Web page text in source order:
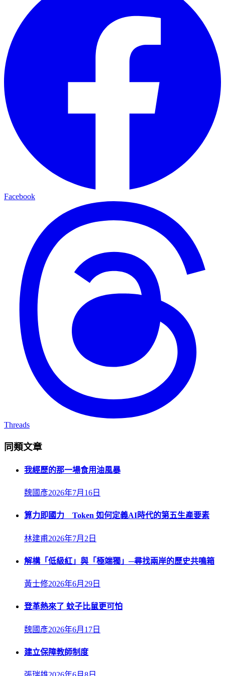
Facebook
Threads
同類文章
我經歷的那一場食用油風暴
魏國彥2026年7月16日
算力即國力 Token 如何定義AI時代的第五生產要素
林建甫2026年7月2日
解構「低級紅」與「極端獨」─尋找兩岸的歷史共鳴箱
黃士修2026年6月29日
登革熱來了 蚊子比鼠更可怕
魏國彥2026年6月17日
建立保障教師制度